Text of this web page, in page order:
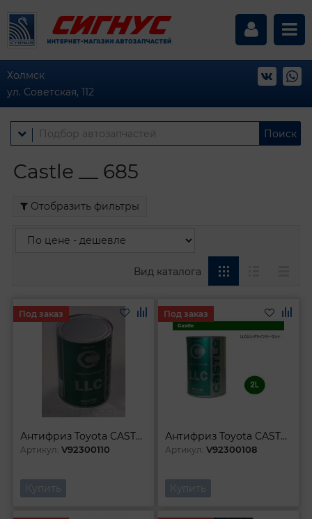
Холмск
ул. Советская, 112
Поиск
Castle __ 685
Отобразить фильтры
Вид каталога
Антифриз Toyota CASTLE LLC GREEN 1л
Артикул:V92300110
Под заказ
Купить
Антифриз Toyota CASTLE LLC GREEN 2л
Артикул:V92300108
Под заказ
Купить